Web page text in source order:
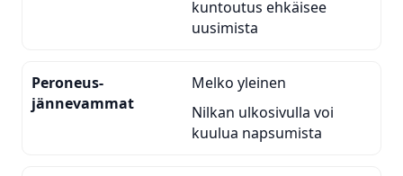
kuntoutus ehkäisee
uusimista
Peroneus-
jännevammat
Melko yleinen
Nilkan ulkosivulla voi
kuulua napsumista